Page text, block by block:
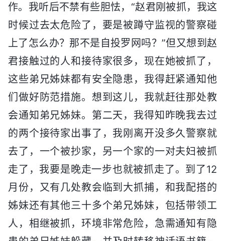
作。我听后不禁有些胆怯，“赵君刚被抓，我这
时候过去太危险了，要是被蹲守监视的警察碰
上了怎么办？那不是自投罗网吗？”但又想到赵
君接触过的人和接待家很多，现在她被抓了，
这些弟兄姊妹都有安全隐患，我得赶紧通知他
们做好防范措施。想到这儿，我就赶往那处教
会通知弟兄姊妹。第二天，我得知昨晚我去过
的两个接待家出事了，我刚离开没多久警察就
去了，一个被抄家，另一个家的一对夫妇被抓
走了，我要是晚走一步也就被抓走了。到了12
月份，又有几处教会临到大抓捕，和我配搭的
姊妹还有其他三十多个弟兄姊妹，包括带领工
人，相继被抓，环境非常危险，急需通知有隐